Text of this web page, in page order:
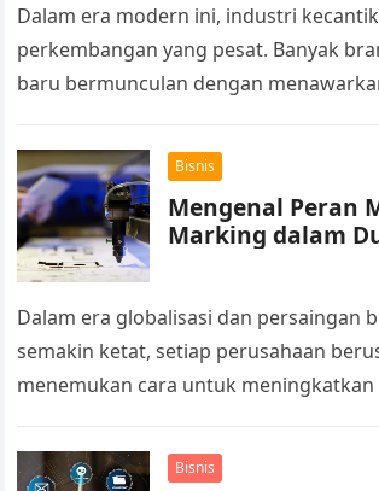
Dalam era modern ini, industri
perkembangan yang pesat. Banyak
baru bermunculan dengan
konsumen yang semakin beragam….
Bisnis
Mengenal Peran
Marking dalam
Dalam era globalisasi dan persaingan
semakin ketat, setiap perusahaan
menemukan cara untuk meningkatkan
meningkatkan kualitas produk. Salah…
Bisnis